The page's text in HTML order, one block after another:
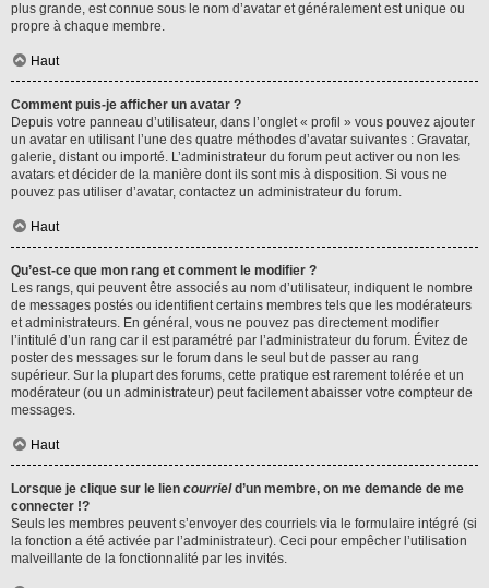
plus grande, est connue sous le nom d’avatar et généralement est unique ou
propre à chaque membre.
Haut
Comment puis-je afficher un avatar ?
Depuis votre panneau d’utilisateur, dans l’onglet « profil » vous pouvez ajouter
un avatar en utilisant l’une des quatre méthodes d’avatar suivantes : Gravatar,
galerie, distant ou importé. L’administrateur du forum peut activer ou non les
avatars et décider de la manière dont ils sont mis à disposition. Si vous ne
pouvez pas utiliser d’avatar, contactez un administrateur du forum.
Haut
Qu’est-ce que mon rang et comment le modifier ?
Les rangs, qui peuvent être associés au nom d’utilisateur, indiquent le nombre
de messages postés ou identifient certains membres tels que les modérateurs
et administrateurs. En général, vous ne pouvez pas directement modifier
l’intitulé d’un rang car il est paramétré par l’administrateur du forum. Évitez de
poster des messages sur le forum dans le seul but de passer au rang
supérieur. Sur la plupart des forums, cette pratique est rarement tolérée et un
modérateur (ou un administrateur) peut facilement abaisser votre compteur de
messages.
Haut
Lorsque je clique sur le lien courrield’un membre, on me demande de me
connecter !?
Seuls les membres peuvent s’envoyer des courriels via le formulaire intégré (si
la fonction a été activée par l’administrateur). Ceci pour empêcher l’utilisation
malveillante de la fonctionnalité par les invités.